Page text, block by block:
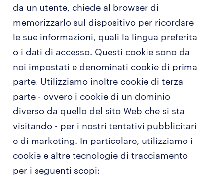
da un utente, chiede al browser di
memorizzarlo sul dispositivo per ricordare
le sue informazioni, quali la lingua preferita
o i dati di accesso. Questi cookie sono da
noi impostati e denominati cookie di prima
parte. Utilizziamo inoltre cookie di terza
parte - ovvero i cookie di un dominio
diverso da quello del sito Web che si sta
visitando - per i nostri tentativi pubblicitari
e di marketing. In particolare, utilizziamo i
cookie e altre tecnologie di tracciamento
per i seguenti scopi: